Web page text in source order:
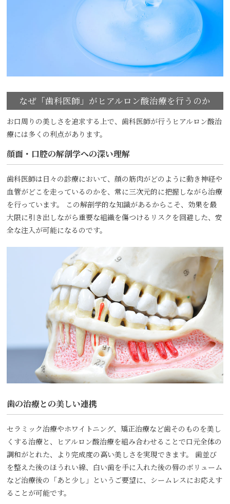
なぜ「歯科医師」がヒアルロン酸治療を行うのか
お口周りの美しさを追求する上で、歯科医師が行うヒアルロン酸治
療には多くの利点があります。
顔面・口腔の解剖学への深い理解
歯科医師は日々の診療において、顔の筋肉がどのように動き神経や
血管がどこを走っているのかを、常に三次元的に把握しながら治療
を行っています。 この解剖学的な知識があるからこそ、効果を最
大限に引き出しながら重要な組織を傷つけるリスクを回避した、安
全な注入が可能になるのです。
歯の治療との美しい連携
セラミック治療やホワイトニング、矯正治療など歯そのものを美し
くする治療と、ヒアルロン酸治療を組み合わせることで口元全体の
調和がとれた、より完成度の高い美しさを実現できます。 歯並び
を整えた後のほうれい線、白い歯を手に入れた後の唇のボリューム
など治療後の「あと少し」というご要望に、シームレスにお応えす
ることが可能です。